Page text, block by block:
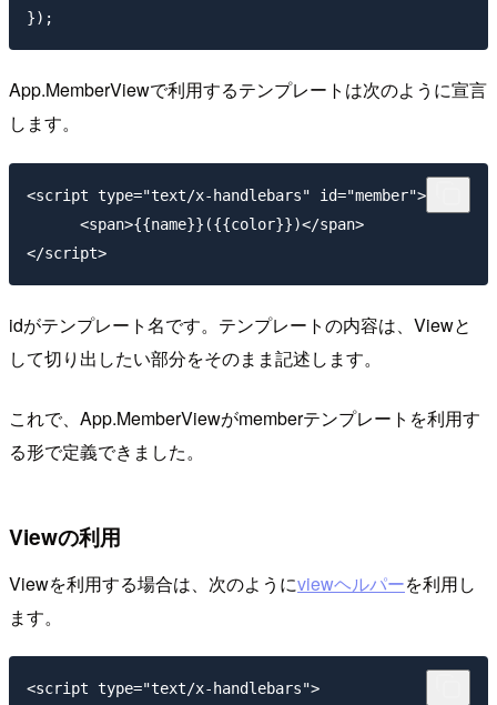
App.MemberViewで利用するテンプレートは次のように宣言
します。
<script type="text/x-handlebars" id="member">
      <span>{{name}}({{color}})</span>
idがテンプレート名です。テンプレートの内容は、Viewと
して切り出したい部分をそのまま記述します。
これで、App.MemberViewがmemberテンプレートを利用す
る形で定義できました。
Viewの利用
Viewを利用する場合は、次のようにviewヘルパーを利用し
ます。
<script type="text/x-handlebars">